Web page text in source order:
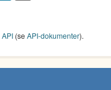
API (seAPI-dokumenter).